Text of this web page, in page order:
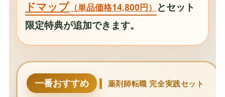
ドマップ（単品価格14,800円） とセット
限定特典が追加できます。
一番おすすめ 薬剤師転職 完全実践セット